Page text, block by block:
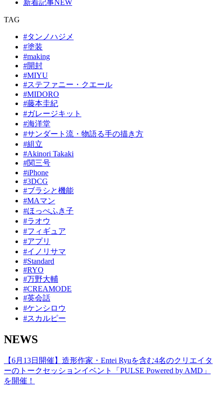
新着記事NEW
TAG
#タンノハジメ
#塗装
#making
#開封
#MIYU
#ステファニー・クエール
#MIDORO
#藤本圭紀
#ガレージキット
#海洋堂
#サンダート流・物語る手の描き方
#組立
#Akinori Takaki
#関三号
#iPhone
#3DCG
#ブラシと機能
#MAマン
#ほっぺふき子
#ラオウ
#フィギュア
#アプリ
#イノリサマ
#Standard
#RYO
#万野大輔
#CREAMODE
#英会話
#ケンシロウ
#スカルピー
NEWS
【6月13日開催】造形作家・Entei Ryuを含む4名のクリエイタ
ーのトークセッションイベント「PULSE Powered by AMD」
を開催！